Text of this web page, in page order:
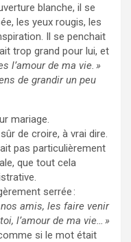
blanche, il se
les yeux rougis, les
Il se penchait
trop grand pour lui, et
l’amour de ma vie. »
de grandir un peu
mariage.
de croire, à vrai dire.
pas particulièrement
que tout cela
serrée :
amis, les faire venir
l’amour de ma vie… »
si le mot était